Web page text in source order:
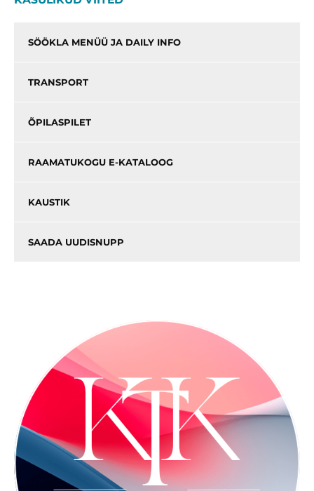
SÖÖKLA MENÜÜ JA DAILY INFO
TRANSPORT
ÕPILASPILET
RAAMATUKOGU E-KATALOOG
KAUSTIK
SAADA UUDISNUPP